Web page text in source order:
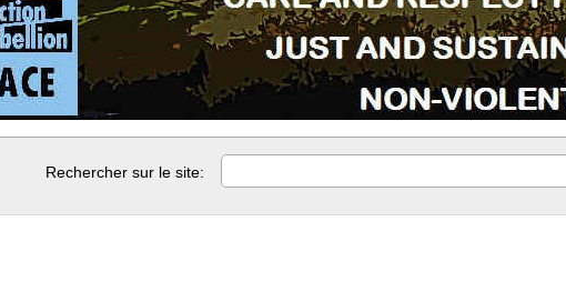
Rechercher sur le site: